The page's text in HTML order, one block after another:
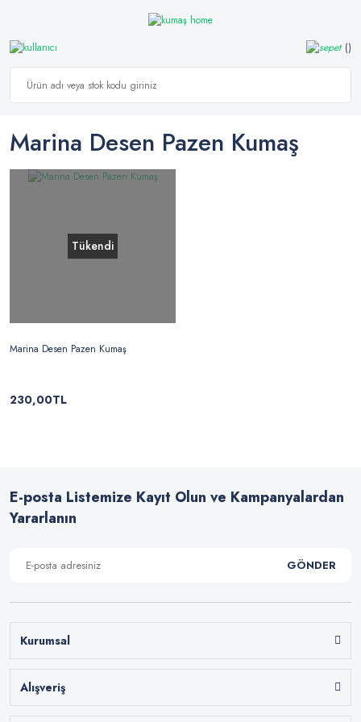
Marina Desen Pazen Kumaş
Tükendi
Marina Desen Pazen Kumaş
230,00TL
E-posta Listemize Kayıt Olun ve Kampanyalardan
Yararlanın
GÖNDER
Kurumsal
Alışveriş